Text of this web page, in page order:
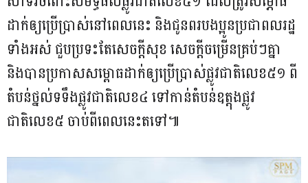
ដាក់ឲ្យប្រើប្រាស់នៅពេលនេះ និងជូនពរបងប្អូនប្រជាពលរដ្ឋ
ទាំងអស់ ជួបប្រទះតែសេចក្តីសុខ សេចក្តីចម្រើនគ្រប់ៗគ្នា
និងបានប្រកាសសម្ពោធដាក់ឲ្យប្រើប្រាស់ផ្លូវជាតិលេខ៥១ ពី
តំបន់ថ្នល់ទទឹងផ្លូវជាតិលេខ៤ ទៅកាន់តំបន់ឧត្តុងផ្លូវ
ជាតិលេខ៥ ចាប់ពីពេលនេះតទៅ៕